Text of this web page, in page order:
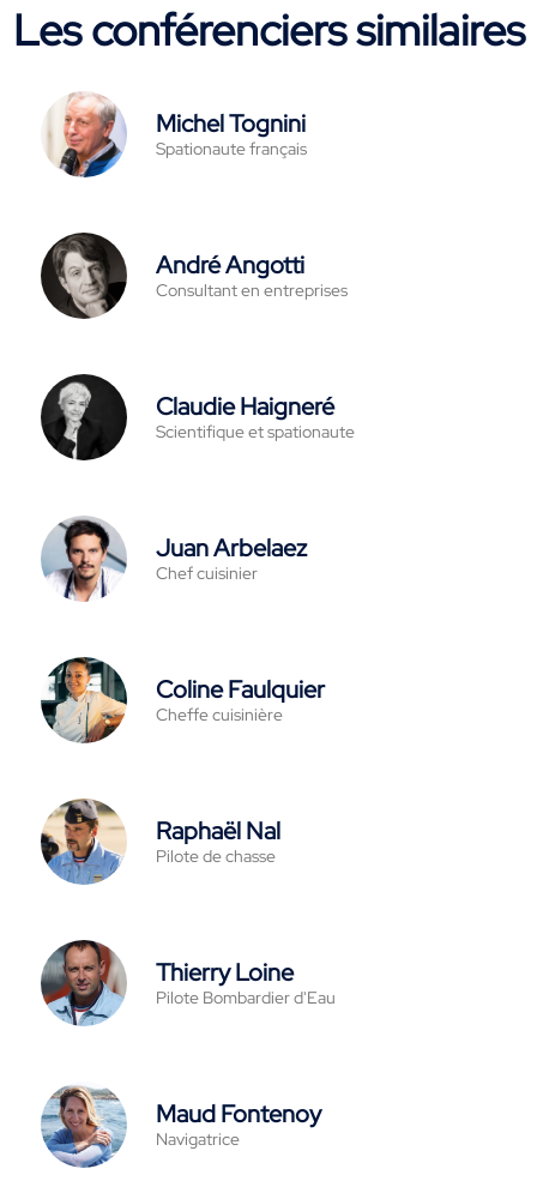
Les conférenciers similaires
Michel Tognini
Spationaute français
André Angotti
Consultant en entreprises
Claudie Haigneré
Scientifique et spationaute
Juan Arbelaez
Chef cuisinier
Coline Faulquier
Cheffe cuisinière
Raphaël Nal
Pilote de chasse
Thierry Loine
Pilote Bombardier d'Eau
Maud Fontenoy
Navigatrice